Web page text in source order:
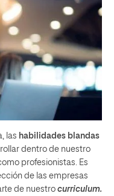
las habilidades blandas
dentro de nuestro
profesionistas. Es
de las empresas
de nuestro curriculum.